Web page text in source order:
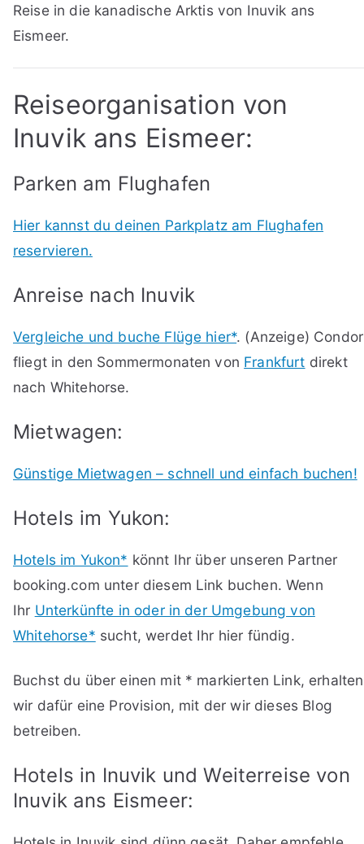
Reise in die kanadische Arktis von Inuvik ans
Eismeer.
Reiseorganisation von
Inuvik ans Eismeer:
Parken am Flughafen
Hier kannst du deinen Parkplatz am Flughafen
reservieren.
Anreise nach Inuvik
Vergleiche und buche Flüge hier*. (Anzeige) Condor
fliegt in den Sommermonaten von Frankfurt direkt
nach Whitehorse.
Mietwagen:
Günstige Mietwagen – schnell und einfach buchen!
Hotels im Yukon:
Hotels im Yukon* könnt Ihr über unseren Partner
booking.com unter diesem Link buchen. Wenn
Ihr Unterkünfte in oder in der Umgebung von
Whitehorse* sucht, werdet Ihr hier fündig.
Buchst du über einen mit * markierten Link, erhalten
wir dafür eine Provision, mit der wir dieses Blog
betreiben.
Hotels in Inuvik und Weiterreise von
Inuvik ans Eismeer: